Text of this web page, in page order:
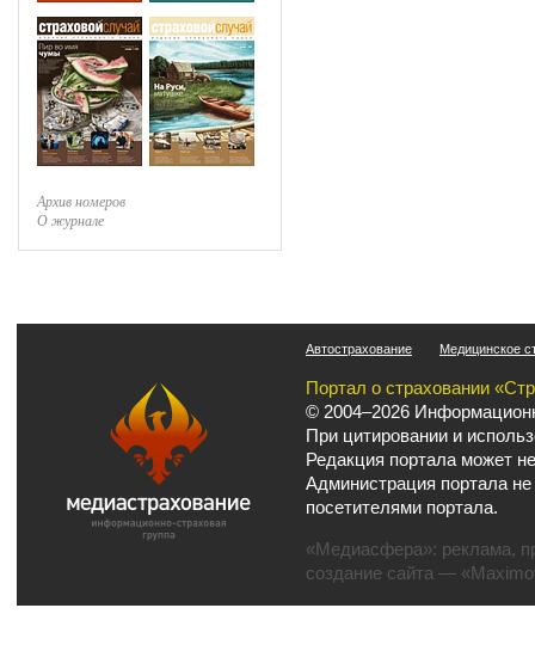
Архив номеров
О журнале
Автострахование Медицинское
Портал о страховании
© 2004–2026
При цитировании и
Редакция портала может
Администрация портала
посетителями портала.
«Медиасфера»: реклама,
создание сайта —